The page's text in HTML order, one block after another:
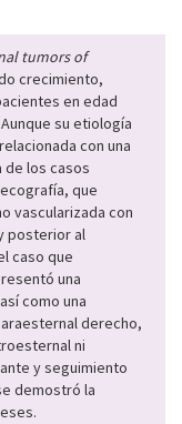
tumors of
crecimiento,
en edad
su etiología
con una
de los casos
que
vascularizada con
posterior al
caso que
una
como una
derecho,
ni
y seguimiento
demostró la